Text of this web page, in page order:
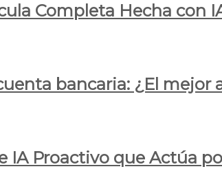
Completa Hecha
bancaria: ¿El
IA Proactivo que Actúa